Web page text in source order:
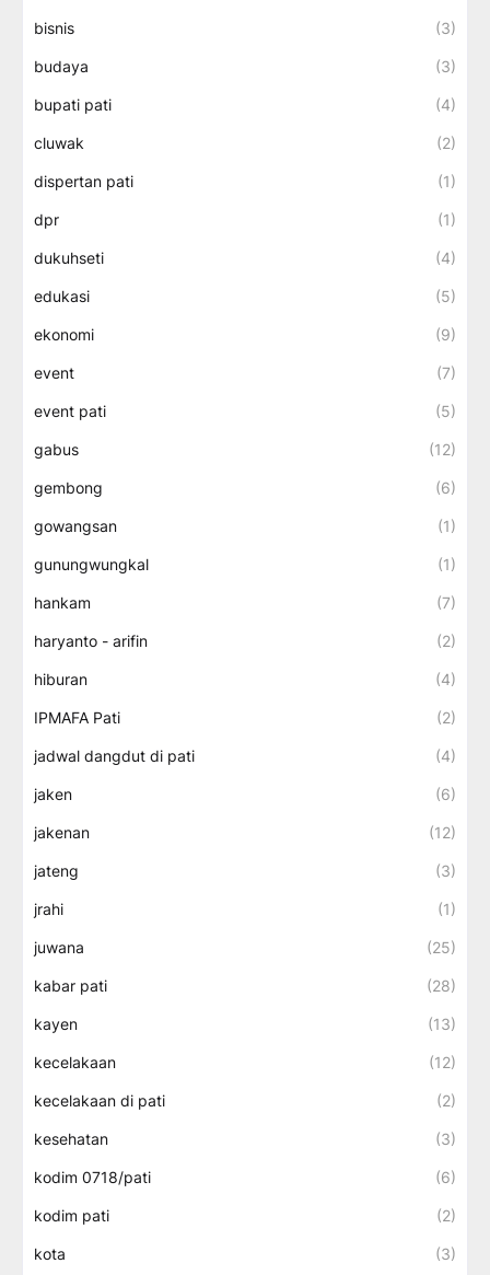
bisnis (3)
budaya (3)
bupati pati (4)
cluwak (2)
dispertan pati (1)
dpr (1)
dukuhseti (4)
edukasi (5)
ekonomi (9)
event (7)
event pati (5)
gabus (12)
gembong (6)
gowangsan (1)
gunungwungkal (1)
hankam (7)
haryanto - arifin (2)
hiburan (4)
IPMAFA Pati (2)
jadwal dangdut di pati (4)
jaken (6)
jakenan (12)
jateng (3)
jrahi (1)
juwana (25)
kabar pati (28)
kayen (13)
kecelakaan (12)
kecelakaan di pati (2)
kesehatan (3)
kodim 0718/pati (6)
kodim pati (2)
kota (3)